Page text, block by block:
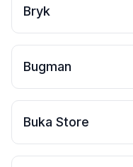
Bryk
Bugman
Buka Store